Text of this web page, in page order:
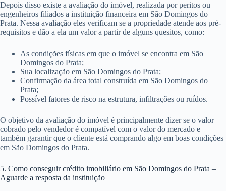
Depois disso existe a avaliação do imóvel, realizada por peritos ou
engenheiros filiados a instituição financeira em São Domingos do
Prata. Nessa avaliação eles verificam se a propriedade atende aos pré-
requisitos e dão a ela um valor a partir de alguns quesitos, como:
As condições físicas em que o imóvel se encontra em São
Domingos do Prata;
Sua localização em São Domingos do Prata;
Confirmação da área total construída em São Domingos do
Prata;
Possível fatores de risco na estrutura, infiltrações ou ruídos.
O objetivo da avaliação do imóvel é principalmente dizer se o valor
cobrado pelo vendedor é compatível com o valor do mercado e
também garantir que o cliente está comprando algo em boas condições
em São Domingos do Prata.
5. Como conseguir crédito imobiliário em São Domingos do Prata –
Aguarde a resposta da instituição